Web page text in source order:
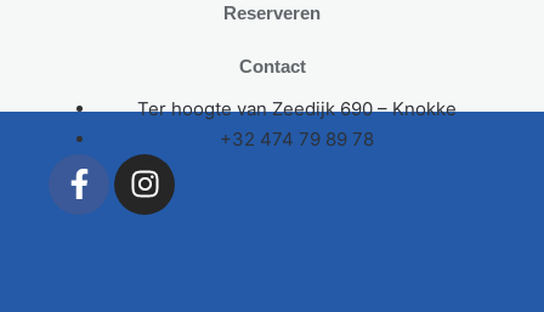
Reserveren
Contact
Ter hoogte van Zeedijk 690 – Knokke
+32 474 79 89 78